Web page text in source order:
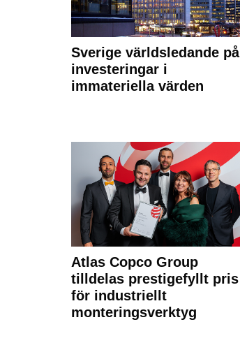
Sverige världsledande på
investeringar i
immateriella värden
Atlas Copco Group
tilldelas prestigefyllt pris
för industriellt
monteringsverktyg